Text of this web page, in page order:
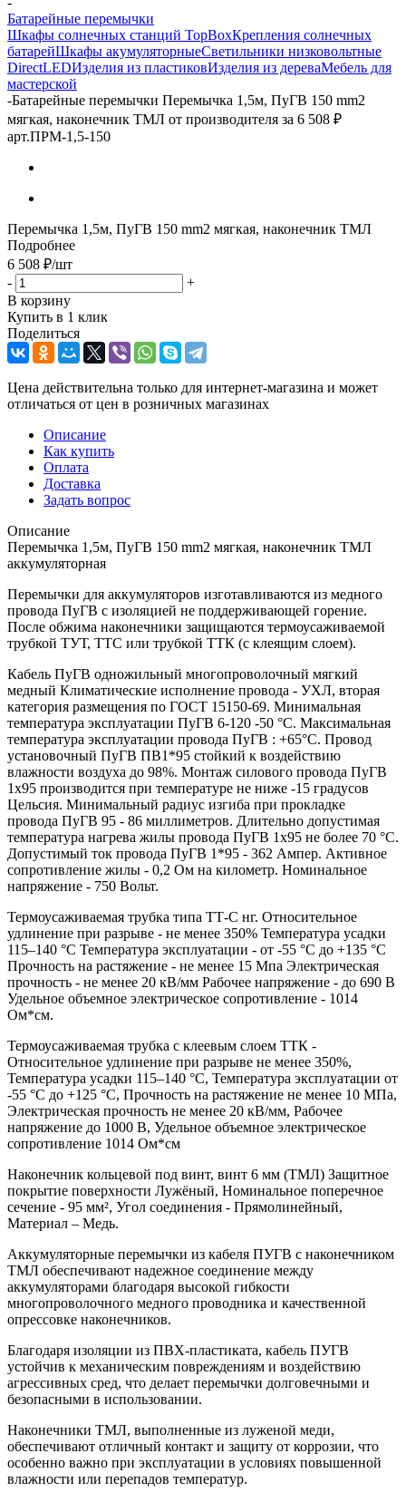
Батарейные перемычки
Шкафы солнечных станций TopBoxКрепления солнечных
батарейШкафы акумуляторныеСветильники низковольтные
DirectLEDИзделия из пластиковИзделия из дереваМебель для
мастерской
-Батарейные перемычки Перемычка 1,5м, ПуГВ 150 mm2
мягкая, наконечник ТМЛ от производителя за 6 508 ₽
арт.ПРМ-1,5-150
Перемычка 1,5м, ПуГВ 150 mm2 мягкая, наконечник ТМЛ
Подробнее
6 508 ₽/шт
-
+
В корзину
Купить в 1 клик
Поделиться
Цена действительна только для интернет-магазина и может
отличаться от цен в розничных магазинах
Описание
Как купить
Оплата
Доставка
Задать вопрос
Описание
Перемычка 1,5м, ПуГВ 150 mm2 мягкая, наконечник ТМЛ
аккумуляторная
Перемычки для аккумуляторов изготавливаются из медного
провода ПуГВ с изоляцией не поддерживающей горение.
После обжима наконечники защищаются термоусаживаемой
трубкой ТУТ, ТТС или трубкой ТТК (с клеящим слоем).
Кабель ПуГВ одножильный многопроволочный мягкий
медный Климатические исполнение провода - УХЛ, вторая
категория размещения по ГОСТ 15150-69. Минимальная
температура эксплуатации ПуГВ 6-120 -50 °С. Максимальная
температура эксплуатации провода ПуГВ : +65°С. Провод
установочный ПуГВ ПВ1*95 стойкий к воздействию
влажности воздуха до 98%. Монтаж силового провода ПуГВ
1х95 производится при температуре не ниже -15 градусов
Цельсия. Минимальный радиус изгиба при прокладке
провода ПуГВ 95 - 86 миллиметров. Длительно допустимая
температура нагрева жилы провода ПуГВ 1х95 не более 70 °С.
Допустимый ток провода ПуГВ 1*95 - 362 Ампер. Активное
сопротивление жилы - 0,2 Ом на километр. Номинальное
напряжение - 750 Вольт.
Термоусаживаемая трубка типа ТТ-С нг. Относительное
удлинение при разрыве - не менее 350% Температура усадки
115–140 °C Температура эксплуатации - от -55 °C до +135 °C
Прочность на растяжение - не менее 15 Мпа Электрическая
прочность - не менее 20 кВ/мм Рабочее напряжение - до 690 В
Удельное объемное электрическое сопротивление - 1014
Ом*см.
Термоусаживаемая трубка с клеевым слоем ТТК -
Относительное удлинение при разрыве не менее 350%,
Температура усадки 115–140 °C, Температура эксплуатации от
-55 °C до +125 °C, Прочность на растяжение не менее 10 МПа,
Электрическая прочность не менее 20 кВ/мм, Рабочее
напряжение до 1000 В, Удельное объемное электрическое
сопротивление 1014 Ом*см
Наконечник кольцевой под винт, винт 6 мм (ТМЛ) Защитное
покрытие поверхности Лужёный, Номинальное поперечное
сечение - 95 мм², Угол соединения - Прямолинейный,
Материал – Медь.
Аккумуляторные перемычки из кабеля ПУГВ с наконечником
ТМЛ обеспечивают надежное соединение между
аккумуляторами благодаря высокой гибкости
многопроволочного медного проводника и качественной
опрессовке наконечников.
Благодаря изоляции из ПВХ-пластиката, кабель ПУГВ
устойчив к механическим повреждениям и воздействию
агрессивных сред, что делает перемычки долговечными и
безопасными в использовании.
Наконечники ТМЛ, выполненные из луженой меди,
обеспечивают отличный контакт и защиту от коррозии, что
особенно важно при эксплуатации в условиях повышенной
влажности или перепадов температур.